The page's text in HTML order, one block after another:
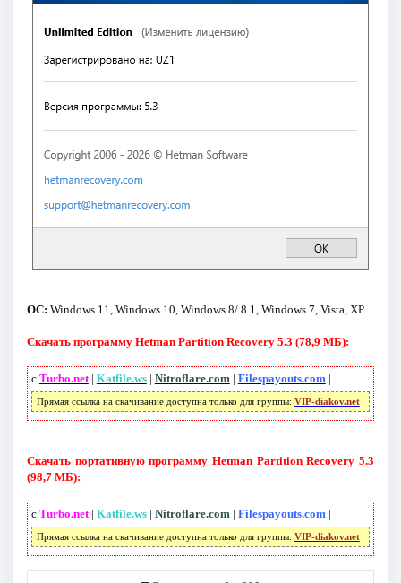
ОС: Windows 11, Windows 10, Windows 8/ 8.1, Windows 7, Vista, XP
Скачать программу Hetman Partition Recovery 5.3 (78,9 МБ):
с Turbo.net| Katfile.ws| Nitroflare.com | Filespayouts.com |
Прямая ссылка на скачивание доступна только для группы: VIP-diakov.net
Скачать портативную программу Hetman Partition Recovery 5.3
(98,7 МБ):
с Turbo.net| Katfile.ws| Nitroflare.com | Filespayouts.com |
Прямая ссылка на скачивание доступна только для группы: VIP-diakov.net